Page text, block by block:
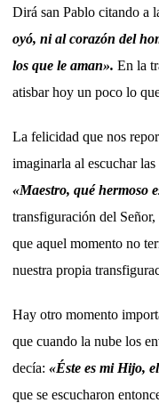
Dirá san Pablo citando a
oyó, ni al corazón del
los que le aman». En la
atisbar hoy un poco lo
La felicidad que nos
imaginarla al escuchar
«Maestro, qué hermoso
transfiguración del
que aquel momento no
nuestra propia
Hay otro momento
que cuando la nube los
decía: «Éste es mi Hijo,
que se escucharon